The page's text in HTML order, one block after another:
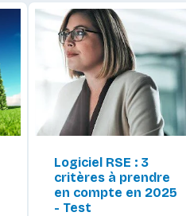
Logiciel RSE : 3
critères à prendre
en compte en 2025
- Test